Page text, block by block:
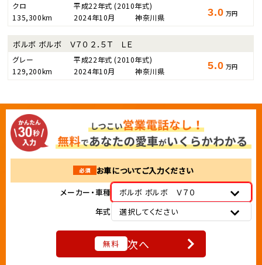
クロ 平成22年式(2010年式)
135,300km
2024年10月 神奈川県 3.0 万円
ボルボ ボルボ Ｖ７０ ２．５Ｔ ＬＥ
グレー 平成22年式(2010年式)
129,200km
2024年10月 神奈川県 5.0 万円
必須
お車についてご入力ください
メーカー・車種
ボルボ ボルボ Ｖ７０
年式
選択してください
無料 次へ